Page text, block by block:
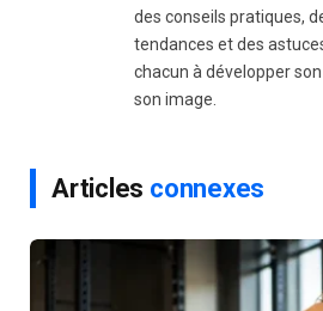
des conseils pratiques,
tendances et des
chacun à développer
son image.
Articles connexes